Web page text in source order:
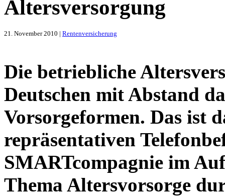
Altersversorgung
21. November 2010 | Rentenversicherung
Die betriebliche
Deutschen mit Abstand
Vorsorgeformen. Das ist
repräsentativen
SMARTcompagnie im
Thema Altersvorsorge